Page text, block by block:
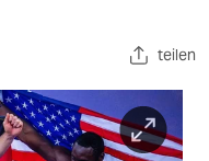
teilen